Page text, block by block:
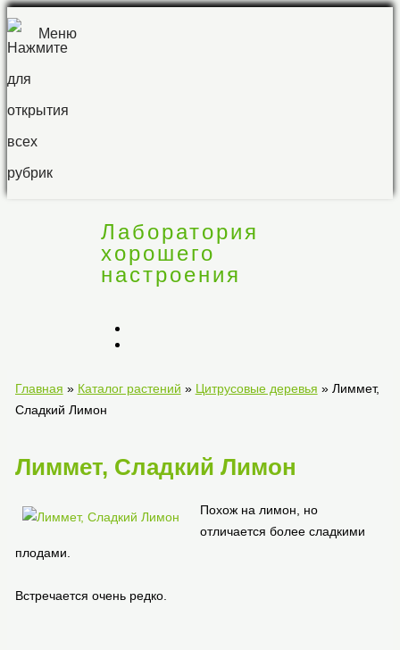
Меню
Лаборатория
настроения
Лаборатория
хорошего
настроения
Главная » Каталог растений » Цитрусовые деревья » Лиммет,
Сладкий Лимон
Лиммет, Сладкий Лимон
Похож на лимон, но
отличается более сладкими
плодами.
Встречается очень редко.